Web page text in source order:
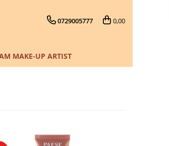
0729005777 0,00
MAKE-UP ARTIST